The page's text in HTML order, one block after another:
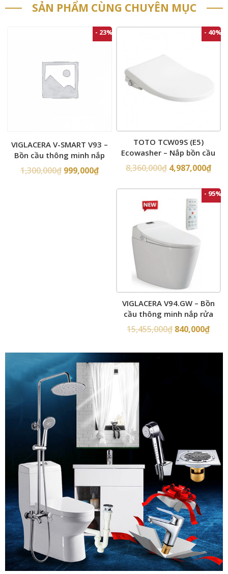
SẢN PHẨM CÙNG CHUYÊN MỤC
- 23%
VIGLACERA V-SMART V93 –
Bồn cầu thông minh nắp
rửa điện tử
1,300,000₫ 999,000₫
- 40%
TOTO TCW09S (E5)
Ecowasher – Nắp bồn cầu
rửa cơ
8,360,000₫ 4,987,000₫
- 95%
VIGLACERA V94.GW – Bồn
cầu thông minh nắp rửa
điện tử
15,455,000₫ 840,000₫